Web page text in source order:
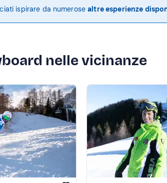
ispirare da numerosealtre esperienze
nelle vicinanze